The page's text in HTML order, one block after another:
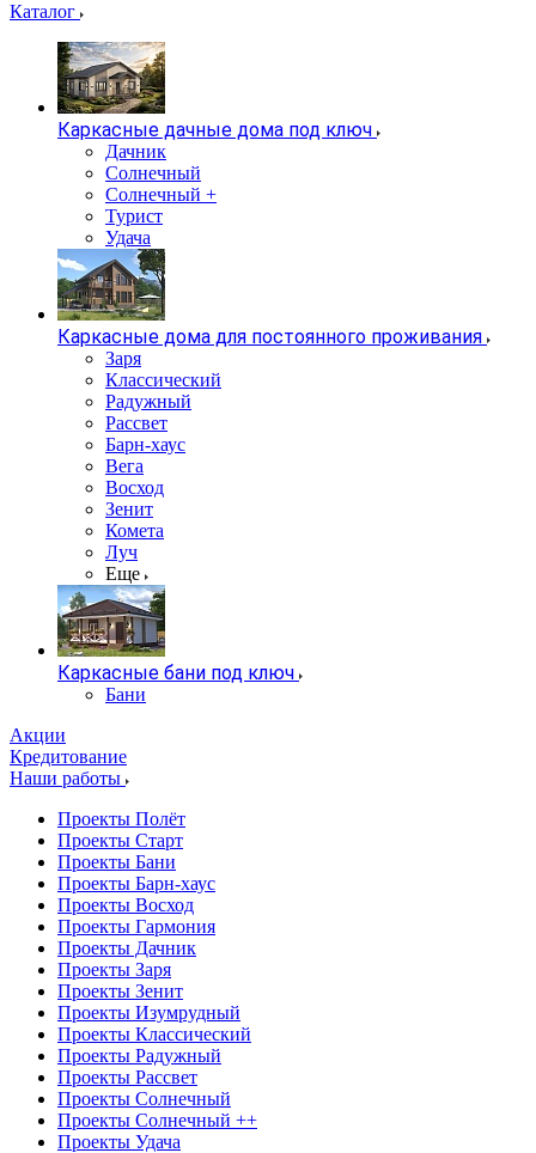
Каталог
Каркасные дачные дома под ключ
Дачник
Солнечный
Солнечный +
Турист
Удача
Каркасные дома для постоянного проживания
Заря
Классический
Радужный
Рассвет
Барн-хаус
Вега
Восход
Зенит
Комета
Луч
Еще
Каркасные бани под ключ
Бани
Акции
Кредитование
Наши работы
Проекты Полёт
Проекты Старт
Проекты Бани
Проекты Барн-хаус
Проекты Восход
Проекты Гармония
Проекты Дачник
Проекты Заря
Проекты Зенит
Проекты Изумрудный
Проекты Классический
Проекты Радужный
Проекты Рассвет
Проекты Солнечный
Проекты Солнечный ++
Проекты Удача